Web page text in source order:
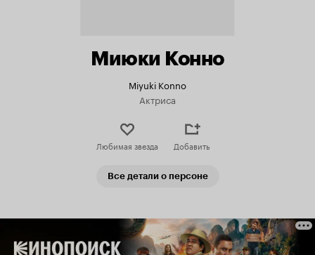
Миюки Конно
Miyuki Konno
Актриса
Любимая звезда Добавить
Все детали о персоне